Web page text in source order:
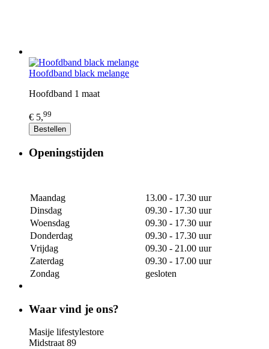
Hoofdband black melange
Hoofdband 1 maat
€ 5,99
Bestellen
Openingstijden
Maandag
13.00 - 17.30 uur
Dinsdag
09.30 - 17.30 uur
Woensdag
09.30 - 17.30 uur
Donderdag
09.30 - 17.30 uur
Vrijdag
09.30 - 21.00 uur
Zaterdag
09.30 - 17.00 uur
Zondag
gesloten
Waar vind je ons?
Masije lifestylestore
Midstraat 89